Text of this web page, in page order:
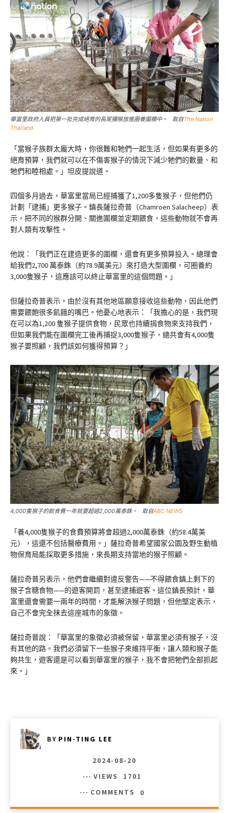
華富里政府人員把第一批完成絕育的長尾獼猴放進圈養圍欄中。 取自The Nation
Thailand
「當猴子族群太龐大時，你很難和牠們一起生活，但如果有更多的
絕育預算，我們就可以在不傷害猴子的情況下減少牠們的數量、和
牠們和睦相處。」坦皮提說道。
四個多月過去，華富里當局已經捕獲了1,200多隻猴子，但他們仍
計劃「逮捕」更多猴子。鎮長薩拉奇普（Chamroen Salacheep）表
示，把不同的猴群分開、關進圍欄並定期餵食，這些動物就不會再
對人類有攻擊性。
他說：「我們正在建造更多的圍欄，還會有更多預算投入。總理會
給我們2,700 萬泰銖（約78.9萬美元）來打造大型圍欄，可圈養約
3,000隻猴子，這應該可以終止華富里的這個問題。」
但薩拉奇普表示，由於沒有其他地區願意接收這些動物，因此他們
需要餵飽很多飢餓的嘴巴。他憂心地表示：「我擔心的是，我們現
在可以為1,200 隻猴子提供食物，民眾也持續捐食物來支持我們，
但如果我們能在圍欄完工後再捕捉3,000隻猴子，總共會有4,000隻
猴子要照顧，我們該如何獲得預算？」
4,000隻猴子的飲食費一年就要超過2,000萬泰銖。 取自ABC NEWS
「養4,000隻猴子的食費預算將會超過2,000萬泰銖（約58.4萬美
元），這還不包括醫療費用。」薩拉奇普希望國家公園及野生動植
物保育局能採取更多措施，來長期支持當地的猴子照顧。
薩拉奇普另表示，他們會繼續對違反警告——不得餵食鎮上剩下的
猴子含糖食物——的遊客開罰，甚至逮捕遊客。這位鎮長預計，華
富里還會需要一兩年的時間，才能解決猴子問題，但他堅定表示，
自己不會完全抹去這座城市的象徵。
薩拉奇普說：「華富里的象徵必須被保留，華富里必須有猴子，沒
有其他的路。我們必須留下一些猴子來維持平衡，讓人類和猴子能
夠共生，遊客還是可以看到華富里的猴子，我不會把牠們全部抓起
來。」
BY PIN-TING LEE
2024-08-20
VIEWS
1701
COMMENTS
0